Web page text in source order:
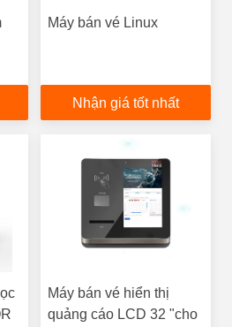
Máy bán vé Linux
Nhận giá tốt nhất
Máy bán vé hiển thị
quảng cáo LCD 32 "cho